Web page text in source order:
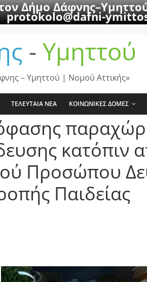
Δήμο
protokolo@dafni-
- Υμηττού
– Υμηττού | Νομού Αττικής»
ΤΕΛΕΥΤΑΙΑ ΝΕΑ ΚΟΙΝΩΝΙΚΕΣ ΔΟΜΕΣ
κατόπιν
Προσώπου
Παιδείας